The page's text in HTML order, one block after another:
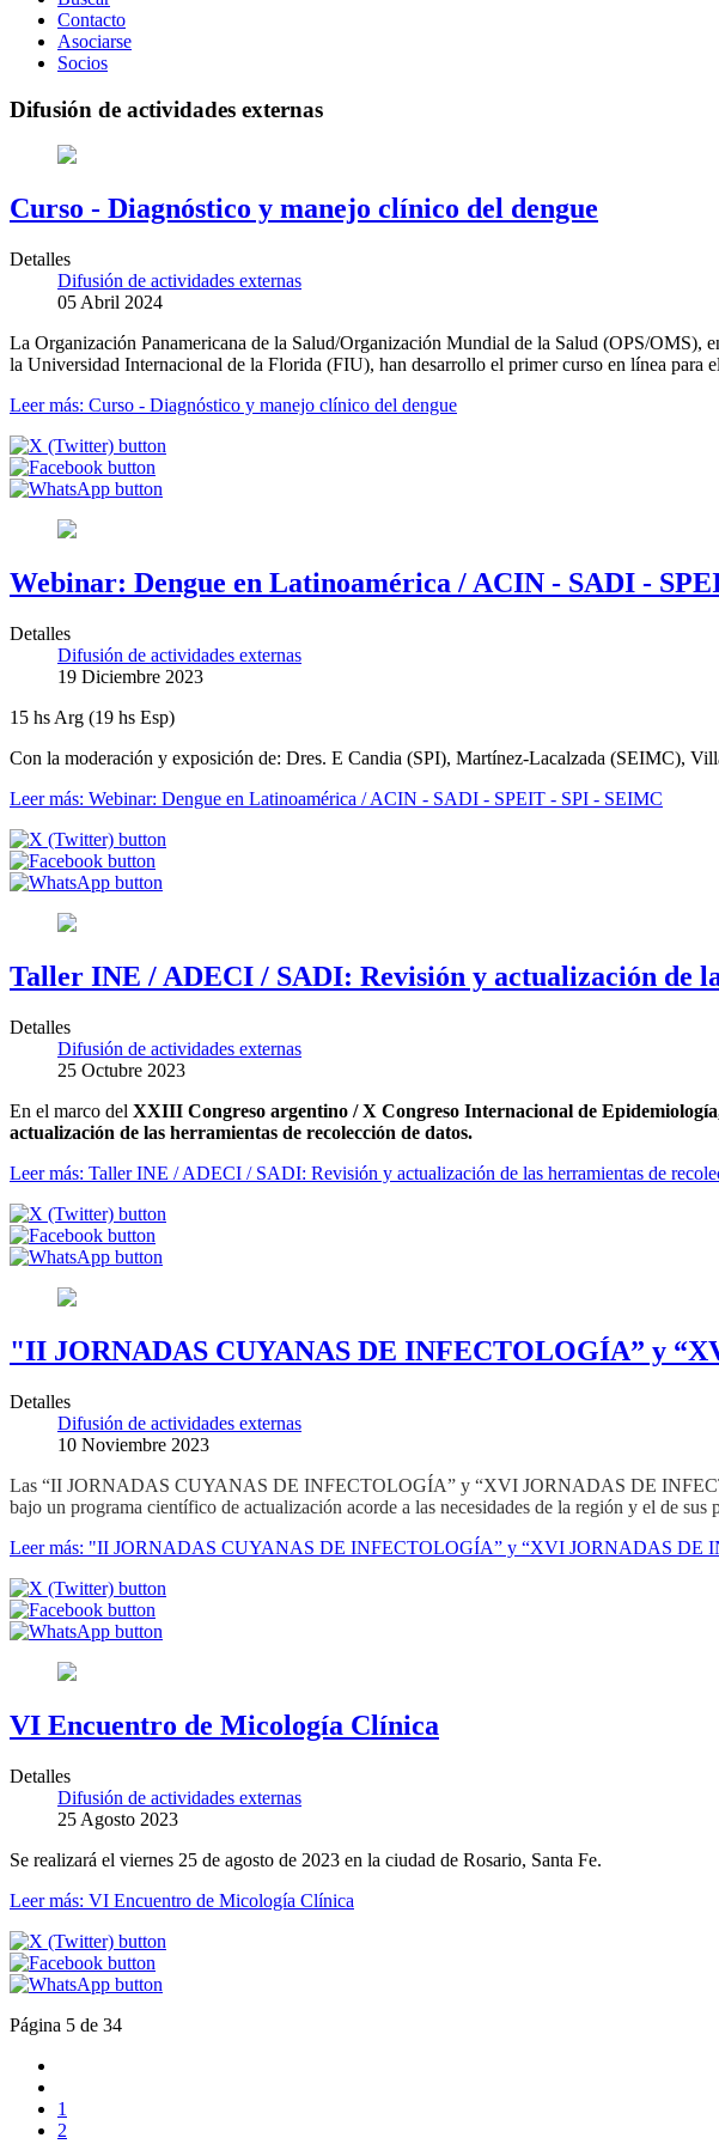
Contacto
Asociarse
Socios
Difusión de actividades externas
Curso - Diagnóstico y manejo clínico del dengue
Detalles
Difusión de actividades externas
05 Abril 2024
La Organización Panamericana de la Salud/Organización Mundial de la Salud (OPS/
la Universidad Internacional de la Florida (FIU), han desarrollo el primer curso en línea para
Leer más: Curso - Diagnóstico y manejo clínico del dengue
Webinar: Dengue en Latinoamérica / ACIN - SADI -
Detalles
Difusión de actividades externas
19 Diciembre 2023
15 hs Arg (19 hs Esp)
Con la moderación y exposición de: Dres. E Candia (SPI), Martínez-Lacalzada (SEIMC),
Leer más: Webinar: Dengue en Latinoamérica / ACIN - SADI - SPEIT - SPI - SEIMC
Taller INE / ADECI / SADI: Revisión y actualización de
Detalles
Difusión de actividades externas
25 Octubre 2023
En el marco del XXIII Congreso argentino / X Congreso Internacional de
actualización de las herramientas de recolección de datos.
Leer más: Taller INE / ADECI / SADI: Revisión y actualización de las herramientas de
"II JORNADAS CUYANAS DE INFECTOLOGÍA” y
Detalles
Difusión de actividades externas
10 Noviembre 2023
Las “II JORNADAS CUYANAS DE INFECTOLOGÍA” y “XVI JORNADAS DE
bajo un programa científico de actualización acorde a las necesidades de la región y el de sus
Leer más: "II JORNADAS CUYANAS DE INFECTOLOGÍA” y “XVI JORNADAS DE
VI Encuentro de Micología Clínica
Detalles
Difusión de actividades externas
25 Agosto 2023
Se realizará el viernes 25 de agosto de 2023 en la ciudad de Rosario, Santa Fe.
Leer más: VI Encuentro de Micología Clínica
Página 5 de 34
1
2